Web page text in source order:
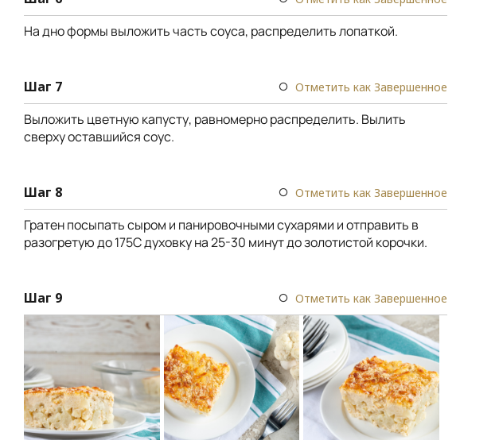
На дно формы выложить часть соуса, распределить лопаткой.
Шаг 7 Отметить как Завершенное
Выложить цветную капусту, равномерно распределить. Вылить
сверху оставшийся соус.
Шаг 8 Отметить как Завершенное
Гратен посыпать сыром и панировочными сухарями и отправить в
разогретую до 175С духовку на 25-30 минут до золотистой корочки.
Шаг 9 Отметить как Завершенное